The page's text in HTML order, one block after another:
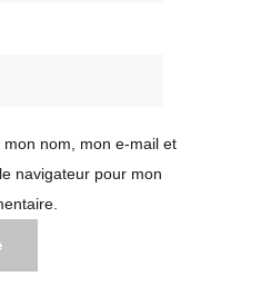
mon nom, mon e-mail et
navigateur pour mon